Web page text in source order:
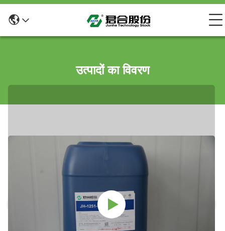
उत्पादों का विवरण